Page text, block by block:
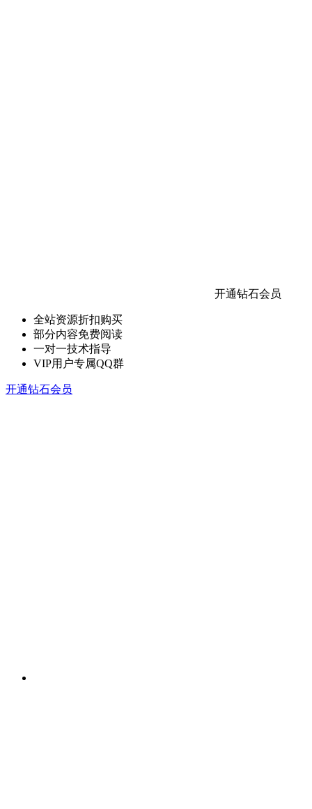
开通钻石会员
全站资源折扣购买
部分内容免费阅读
一对一技术指导
VIP用户专属QQ群
开通钻石会员